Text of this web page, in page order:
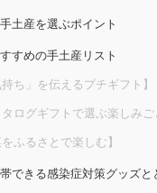
土産を選ぶポイント
すめの手土産リスト
持ち」を伝えるプチギフト】
タログギフトで選ぶ楽しみご
をふるさとで楽しむ】
できる感染症対策グッズと